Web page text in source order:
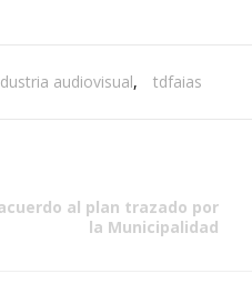
audiovisual, tdfaias
al plan trazado por
la Municipalidad